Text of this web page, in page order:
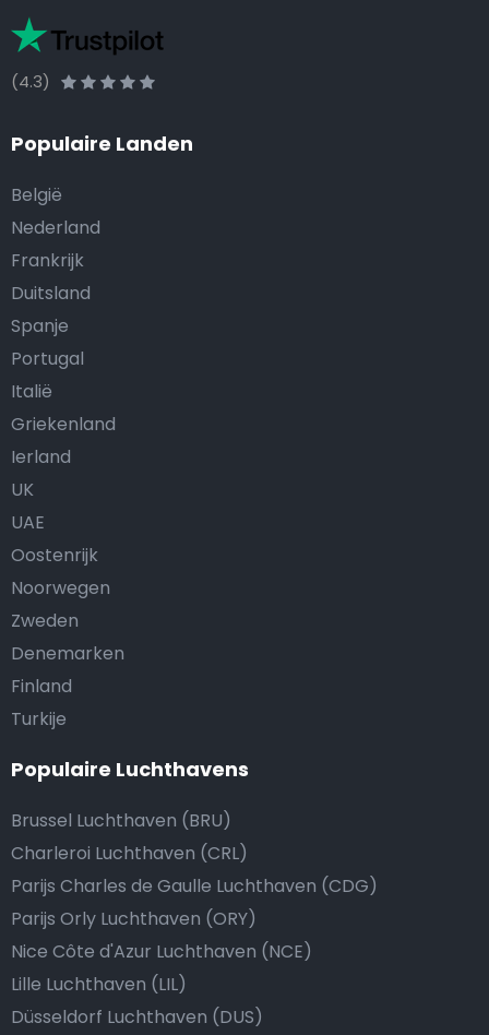
(4.3)
Populaire Landen
België
Nederland
Frankrijk
Duitsland
Spanje
Portugal
Italië
Griekenland
Ierland
UK
UAE
Oostenrijk
Noorwegen
Zweden
Denemarken
Finland
Turkije
Populaire Luchthavens
Brussel Luchthaven (BRU)
Charleroi Luchthaven (CRL)
Parijs Charles de Gaulle Luchthaven (CDG)
Parijs Orly Luchthaven (ORY)
Nice Côte d'Azur Luchthaven (NCE)
Lille Luchthaven (LIL)
Düsseldorf Luchthaven (DUS)